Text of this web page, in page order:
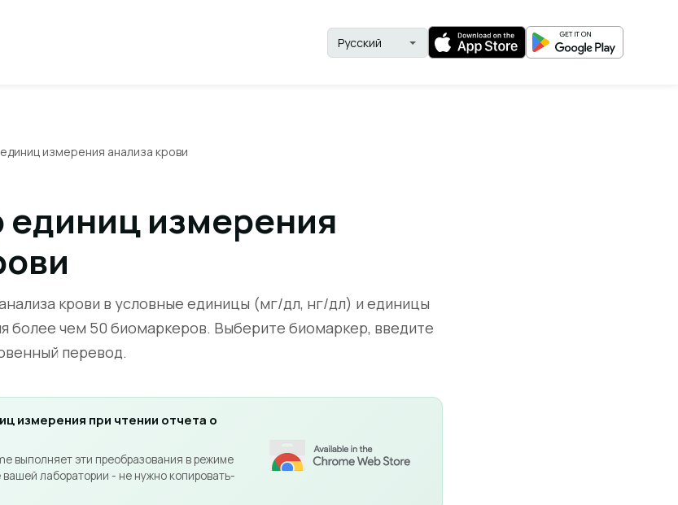
измерения анализа крови
единиц измерения
крови в условные единицы (мг/дл, нг/дл) и единицы
чем 50 биомаркеров. Выберите биомаркер, введите
перевод.
измерения при чтении отчета о
выполняет эти преобразования в режиме
лаборатории - не нужно копировать-